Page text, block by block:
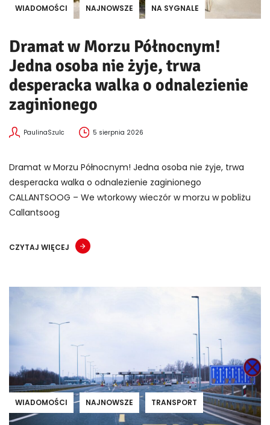
WIADOMOŚCI NAJNOWSZE NA SYGNALE
Dramat w Morzu Północnym!
Jedna osoba nie żyje, trwa
desperacka walka o odnalezienie
zaginionego
PaulinaSzulc 5 sierpnia 2026
Dramat w Morzu Północnym! Jedna osoba nie żyje, trwa
desperacka walka o odnalezienie zaginionego
CALLANTSOOG – We wtorkowy wieczór w morzu w pobliżu
Callantsoog
CZYTAJ WIĘCEJ
WIADOMOŚCI NAJNOWSZE TRANSPORT